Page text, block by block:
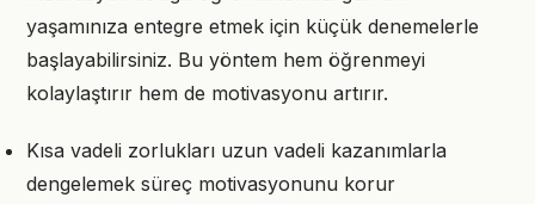
yaşamınıza entegre etmek için küçük denemelerle
başlayabilirsiniz. Bu yöntem hem öğrenmeyi
kolaylaştırır hem de motivasyonu artırır.
Kısa vadeli zorlukları uzun vadeli kazanımlarla
dengelemek süreç motivasyonunu korur